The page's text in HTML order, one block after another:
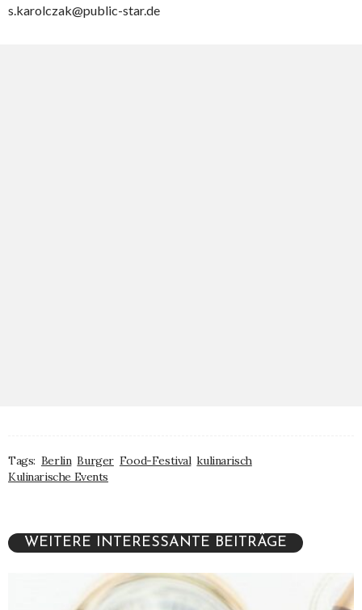
s.karolczak@public-star.de
Tags: Berlin Burger Food-Festival kulinarisch
Kulinarische Events
WEITERE INTERESSANTE BEITRÄGE